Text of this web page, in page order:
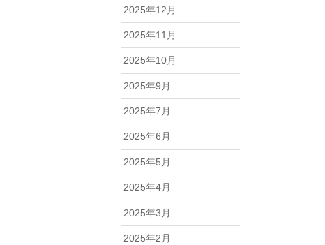
2025年12月
2025年11月
2025年10月
2025年9月
2025年7月
2025年6月
2025年5月
2025年4月
2025年3月
2025年2月